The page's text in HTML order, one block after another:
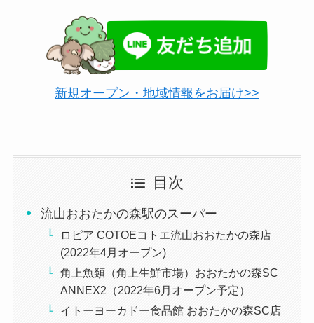
新規オープン・地域情報をお届け>>
目次
流山おおたかの森駅のスーパー
ロピア COTOEコトエ流山おおたかの森店
(2022年4月オープン)
角上魚類（角上生鮮市場）おおたかの森SC
ANNEX2（2022年6月オープン予定）
イトーヨーカドー食品館 おおたかの森SC店